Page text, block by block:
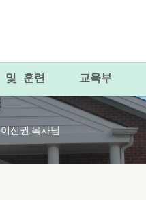
및 훈련 교육부
신권 목사님